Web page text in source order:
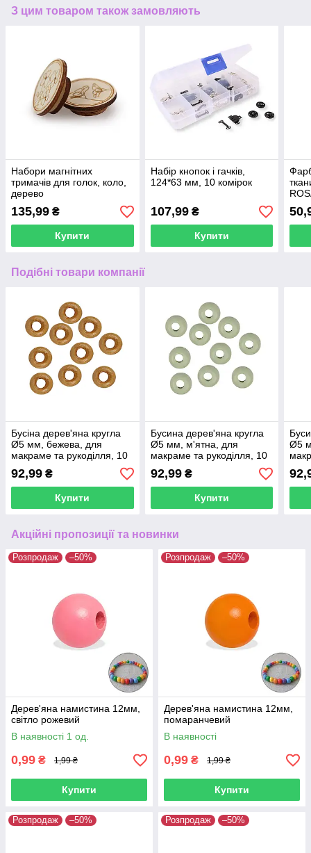
З цим товаром також замовляють
Набори магнітних
тримачів для голок, коло,
дерево
135,99 ₴
Купити
Набір кнопок і гачків,
124*63 мм, 10 комірок
107,99₴
Купити
Подібні товари компанії
Бусіна дерев'яна кругла
Ø5 мм, бежева, для
макраме та рукоділля, 10
92,99 ₴
Купити
Бусина дерев'яна кругла
Ø5 мм, м'ятна, для
макраме та рукоділля, 10
92,99₴
Купити
Ø5
Акційні пропозиції та новинки
Розпродаж –50%
Дерев'яна намистина 12мм,
світло рожевий
В наявності 1 од.
0,99 ₴ 1,99 ₴
Купити
Розпродаж –50%
Дерев'яна намистина 12мм,
помаранчевий
В наявності
0,99 ₴ 1,99 ₴
Купити
Розпродаж –50% Розпродаж –50%